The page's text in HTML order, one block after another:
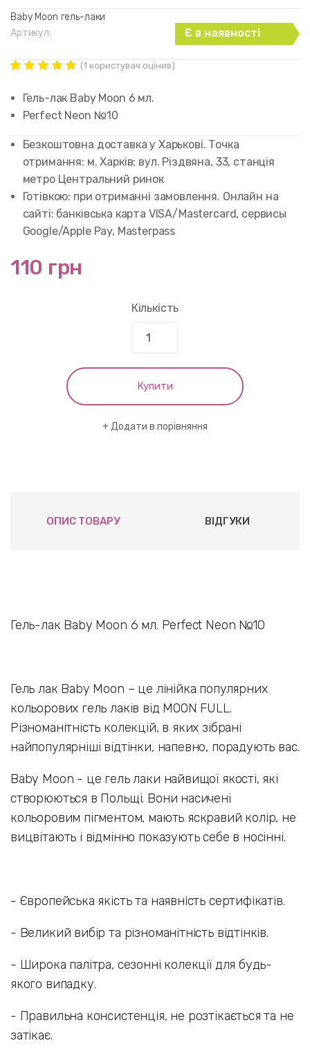
Baby Moon гель-лаки
Артикул:
Є в наявності
5.00
out of
5 based on
customer
(1 користувач оцінив)
Гель-лак Baby Moon 6 мл.
Perfect Neon №10
Безкоштовна доставка у Харькові. Точка
отримання: м. Харків: вул. Різдвяна, 33, станція
метро Центральний ринок
Готівкою: при отриманні замовлення. Онлайн на
сайті: банківська карта VISA/Mastercard, сервисы
Google/Apple Pay, Masterpass
110 грн
Кількість
Купити
Додати в порівняння
ОПИС ТОВАРУ ВІДГУКИ
Гель-лак Baby Moon 6 мл. Perfect Neon №10
Гель лак Baby Moon – це лінійка популярних
кольорових гель лаків від MOON FULL.
Різноманітність колекцій, в яких зібрані
найпопулярніші відтінки, напевно, порадують вас.
Baby Moon - це гель лаки найвищої якості, які
створюються в Польщі. Вони насичені
кольоровим пігментом, мають яскравий колір, не
вицвітають і відмінно показують себе в носінні.
- Європейська якість та наявність сертифікатів.
- Великий вибір та різноманітність відтінків.
- Широка палітра, сезонні колекції для будь-
якого випадку.
- Правильна консистенція, не розтікається та не
затікає.